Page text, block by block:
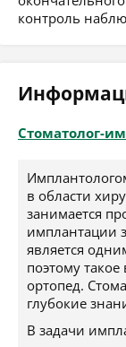
контроль
Стоматолог-
в области
занимается
имплантации
является
поэтому
ортопед.
глубокие
В задачи